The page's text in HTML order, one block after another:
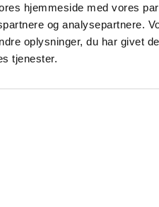
hjemmeside med vores
og analysepartnere.
oplysninger, du har givet
tjenester.